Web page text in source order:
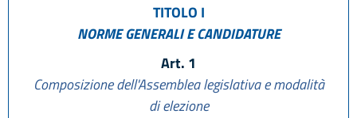
TITOLO I
NORME GENERALI E CANDIDATURE
Art. 1
Composizione dell'Assemblea legislativa e modalità
di elezione